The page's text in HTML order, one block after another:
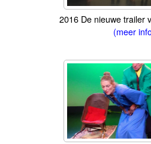
2016 De nieuwe trailer
(meer